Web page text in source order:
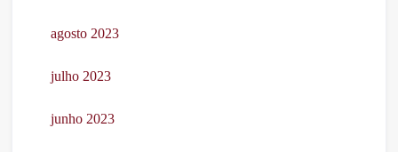
agosto 2023
julho 2023
junho 2023